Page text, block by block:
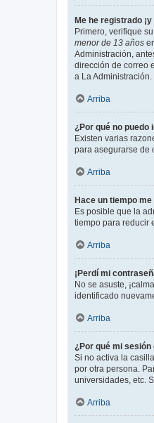
Me he registrado
Primero, verifique
menor de 13 años
Administración,
dirección de correo
a La Administración.
Arriba
¿Por qué no puedo
Existen varias
para asegurarse de
Arriba
Hace un tiempo
Es posible que la
tiempo para reducir
Arriba
¡Perdí mi
No se asuste,
identificado
Arriba
¿Por qué mi
Si no activa la casilla
por otra persona.
universidades, etc.
Arriba